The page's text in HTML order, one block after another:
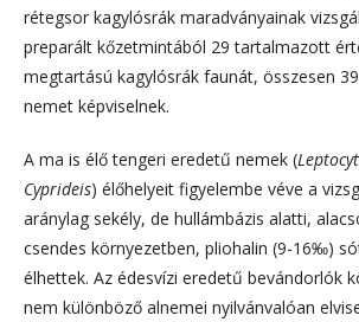
rétegsor kagylósrák maradványainak
preparált kőzetmintából 29 tartalmazott
megtartású kagylósrák faunát, összesen
nemet képviselnek.
A ma is élő tengeri eredetű nemek (
Cyprideis) élőhelyeit figyelembe véve a
aránylag sekély, de hullámbázis alatti,
csendes környezetben, pliohalin (9-16‰)
élhettek. Az édesvízi eredetű bevándorlók
nem különböző alnemei nyilvánvalóan